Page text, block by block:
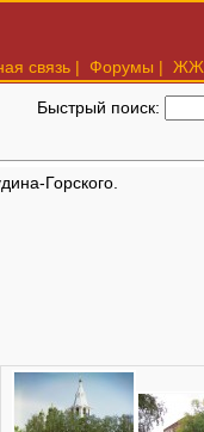
связь | Форумы | ЖЖ
Быстрый поиск:
Горского.